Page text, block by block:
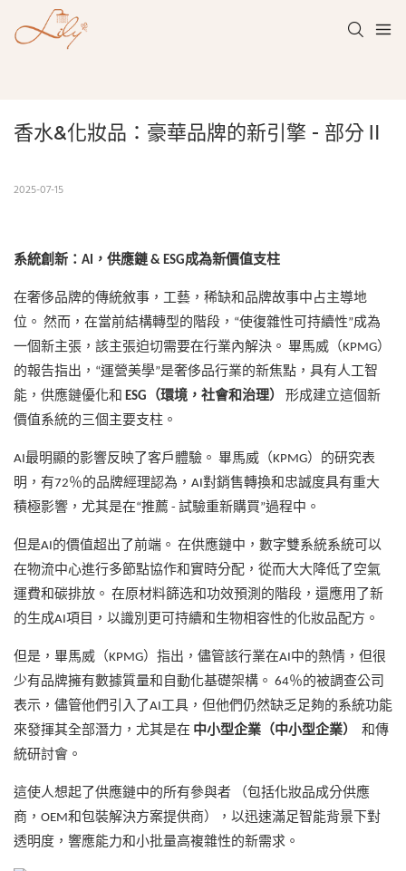
香水&化妝品：豪華品牌的新引擎 - 部分ⅱ
2025-07-15
系統創新：AI，供應鏈 & ESG成為新價值支柱
在奢侈品牌的傳統敘事，工藝，稀缺和品牌故事中占主導地
位。 然而，在當前結構轉型的階段，“使復雜性可持續性”成為
一個新主張，該主張迫切需要在行業內解決。 畢馬威（KPMG）
的報告指出，“運營美學”是奢侈品行業的新焦點，具有人工智
能，供應鏈優化和 ESG（環境，社會和治理） 形成建立這個新
價值系統的三個主要支柱。
AI最明顯的影響反映了客戶體驗。 畢馬威（KPMG）的研究表
明，有72％的品牌經理認為，AI對銷售轉換和忠誠度具有重大
積極影響，尤其是在“推薦 - 試驗重新購買”過程中。
但是AI的價值超出了前端。 在供應鏈中，數字雙系統系統可以
在物流中心進行多節點協作和實時分配，從而大大降低了空氣
運費和碳排放。 在原材料篩选和功效預測的階段，還應用了新
的生成AI項目，以識別更可持續和生物相容性的化妝品配方。
但是，畢馬威（KPMG）指出，儘管該行業在AI中的熱情，但很
少有品牌擁有數據質量和自動化基礎架構。 64％的被調查公司
表示，儘管他們引入了AI工具，但他們仍然缺乏足夠的系統功能
來發揮其全部潛力，尤其是在 中小型企業（中小型企業）
和傳
統研討會。
這使人想起了供應鏈中的所有參與者 （包括化妝品成分供應
商，OEM和包裝解決方案提供商），以迅速滿足智能背景下對
透明度，響應能力和小批量高複雜性的新需求。